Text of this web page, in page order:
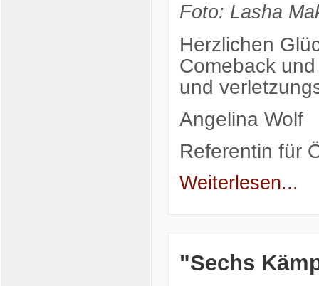
Foto: Lasha
Herzlichen
Comeback
und
Angelina Wolf
Referentin für
Weiterlesen...
"Sechs